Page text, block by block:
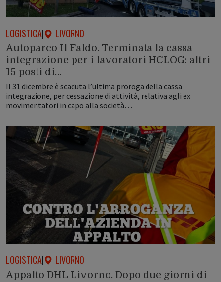
LOGISTICA| LIVORNO
Autoparco Il Faldo. Terminata la cassa
integrazione per i lavoratori HCLOG: altri
15 posti di…
Il 31 dicembre è scaduta l’ultima proroga della cassa
integrazione, per cessazione di attività, relativa agli ex
movimentatori in capo alla società…
LOGISTICA| LIVORNO
Appalto DHL Livorno. Dopo due giorni di